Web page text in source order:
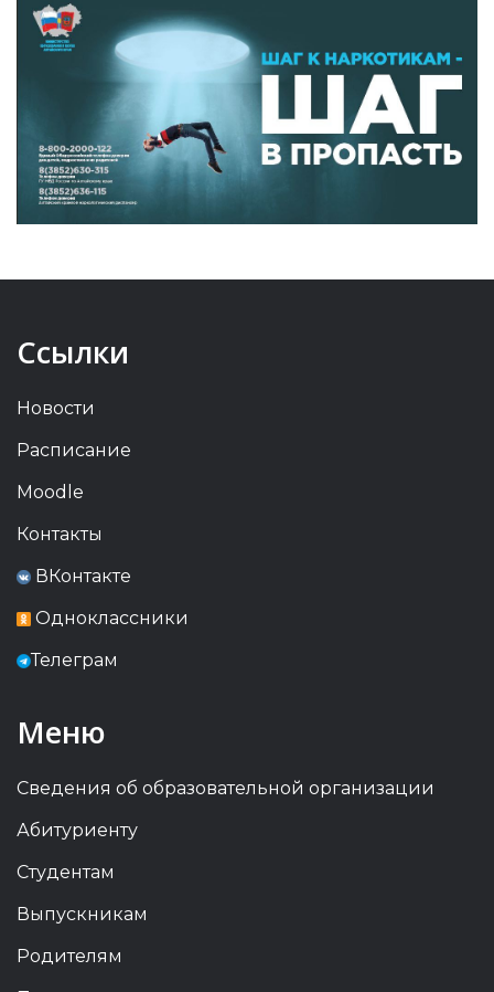
Ссылки
Новости
Расписание
Moodle
Контакты
ВКонтакте
Одноклассники
Телеграм
Меню
Сведения об образовательной организации
Абитуриенту
Студентам
Выпускникам
Родителям